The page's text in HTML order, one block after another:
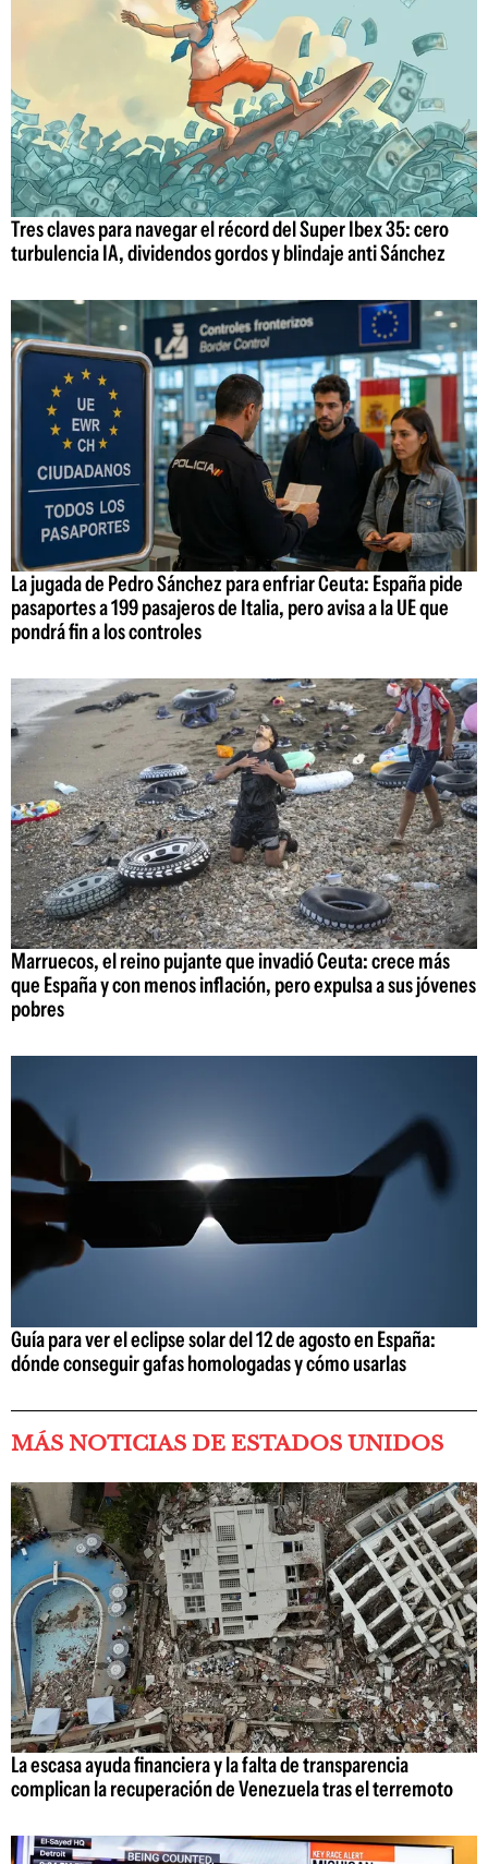
Tres claves para navegar el récord del Super Ibex 35: cero
turbulencia IA, dividendos gordos y blindaje anti Sánchez
La jugada de Pedro Sánchez para enfriar Ceuta: España pide
pasaportes a 199 pasajeros de Italia, pero avisa a la UE que
pondrá fin a los controles
Marruecos, el reino pujante que invadió Ceuta: crece más
que España y con menos inflación, pero expulsa a sus jóvenes
pobres
Guía para ver el eclipse solar del 12 de agosto en España:
dónde conseguir gafas homologadas y cómo usarlas
MÁS NOTICIAS DE ESTADOS UNIDOS
La escasa ayuda financiera y la falta de transparencia
complican la recuperación de Venezuela tras el terremoto